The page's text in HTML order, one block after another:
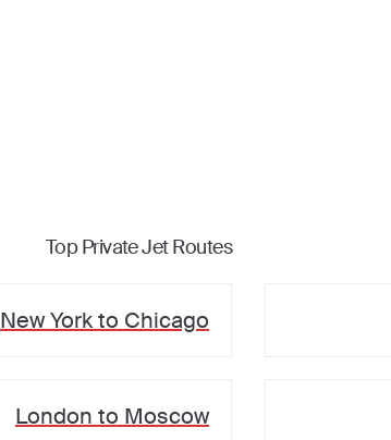
Top Private Jet Routes
New Yorkto Chicago
London to Moscow